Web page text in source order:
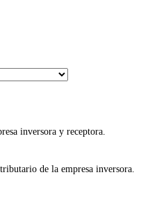
inversora y receptora.
de la empresa inversora.